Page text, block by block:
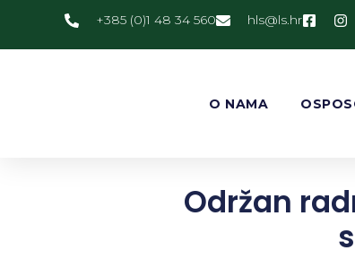
+385 (0)1 48 34 560 rh.sl
@slh
O NAMA
Održan